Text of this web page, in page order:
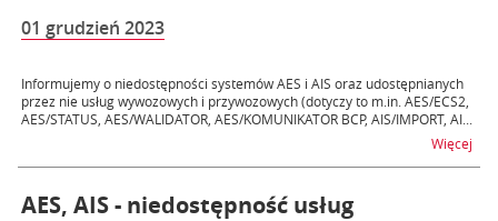
01 grudzień 2023
Informujemy o niedostępności systemów AES i AIS oraz udostępnianych
przez nie usług wywozowych i przywozowych (dotyczy to m.in. AES/ECS2,
AES/STATUS, AES/WALIDATOR, AES/KOMUNIKATOR BCP, AIS/IMPORT, AI...
Więcej
AES, AIS - niedostępność usług